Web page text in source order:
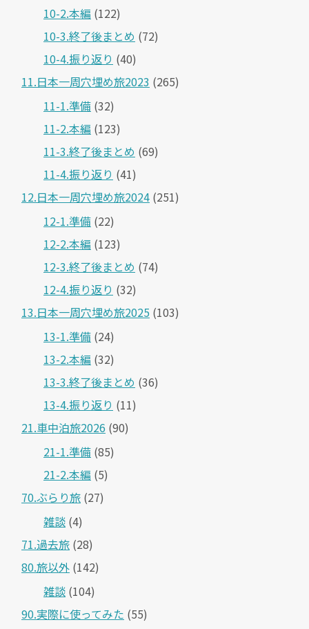
10-2.本編 (122)
10-3.終了後まとめ (72)
10-4.振り返り (40)
11.日本一周穴埋め旅2023 (265)
11-1.準備 (32)
11-2.本編 (123)
11-3.終了後まとめ (69)
11-4.振り返り (41)
12.日本一周穴埋め旅2024 (251)
12-1.準備 (22)
12-2.本編 (123)
12-3.終了後まとめ (74)
12-4.振り返り (32)
13.日本一周穴埋め旅2025 (103)
13-1.準備 (24)
13-2.本編 (32)
13-3.終了後まとめ (36)
13-4.振り返り (11)
21.車中泊旅2026 (90)
21-1.準備 (85)
21-2.本編 (5)
70.ぶらり旅 (27)
雑談 (4)
71.過去旅 (28)
80.旅以外 (142)
雑談 (104)
90.実際に使ってみた (55)